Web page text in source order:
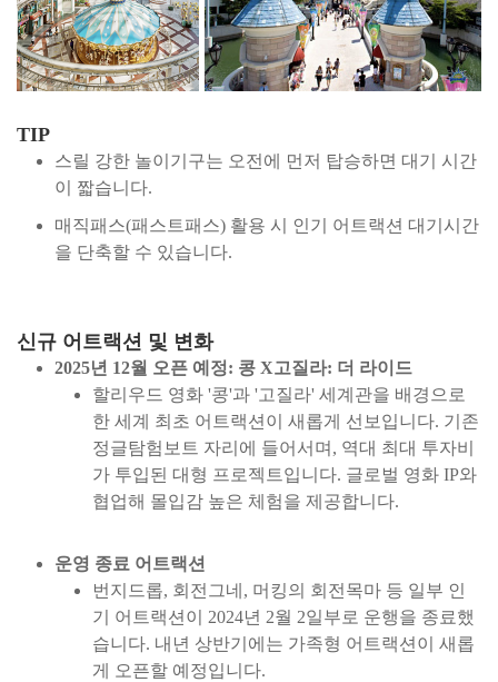
TIP
스릴 강한 놀이기구는 오전에 먼저 탑승하면 대기 시간
이 짧습니다.
매직패스(패스트패스) 활용 시 인기 어트랙션 대기시간
을 단축할 수 있습니다.
신규 어트랙션 및 변화
2025년 12월 오픈 예정: 콩 X고질라: 더 라이드
할리우드 영화 '콩'과 '고질라' 세계관을 배경으로
한 세계 최초 어트랙션이 새롭게 선보입니다. 기존
정글탐험보트 자리에 들어서며, 역대 최대 투자비
가 투입된 대형 프로젝트입니다. 글로벌 영화 IP와
협업해 몰입감 높은 체험을 제공합니다.
운영 종료 어트랙션
번지드롭, 회전그네, 머킹의 회전목마 등 일부 인
기 어트랙션이 2024년 2월 2일부로 운행을 종료했
습니다. 내년 상반기에는 가족형 어트랙션이 새롭
게 오픈할 예정입니다.